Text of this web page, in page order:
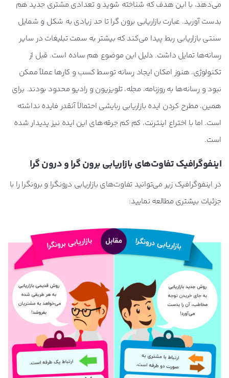
می‌دهد، با این هدف که شناخته شوید و تعدادی مشتری جدید هم
بدست آورید. عبارت بازاریابی برون گرا تا حد زیادی به شکل و شمایل
سنتی بازاریابی ربط پیدا می‌کند که بیشتر به سمت تبلیغات در سایر
رسانه‌ها تمایل داشت. دلیل این موضوع هم ساده است. قبل از
تکنولوژی، هنوز امکان ایجاد رسانه توسط کسب و کارها عملاً ممکن
نبود و رسانه‌ها به روزنامه، مجله، تلویزیون و رادیو محدود بودند. برای
همین، مطرح کردن ایده بازاریابی ربایشی احتمالاً آنقدر فایده نداشته
است. اما با اختراع اینترنت، کم کم جرقه‌های این ایده نیز پدیدار شده
است.
اینفوگرافیک تفاوت‌های بازاریابی برون گرا و درون گرا
در اینفوگرافیک زیر می‌توانید تفاوت‌های بازاریابی درونگرا و برونگرا را با
جزئیات بیشتری مطالعه نمایید: